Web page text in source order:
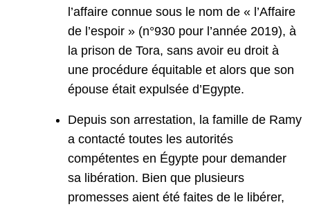
l’affaire connue sous le nom de « l’Affaire
de l’espoir » (n°930 pour l’année 2019), à
la prison de Tora, sans avoir eu droit à
une procédure équitable et alors que son
épouse était expulsée d’Egypte.
Depuis son arrestation, la famille de Ramy
a contacté toutes les autorités
compétentes en Égypte pour demander
sa libération. Bien que plusieurs
promesses aient été faites de le libérer,